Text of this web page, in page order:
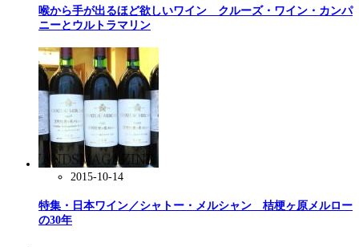
喉から手が出るほど欲しいワイン クルーズ・ワイン・カンパ
ニーとウルトラマリン
2015-10-14
特集・日本ワイン／シャトー・メルシャン 桔梗ヶ原メルロー
の30年